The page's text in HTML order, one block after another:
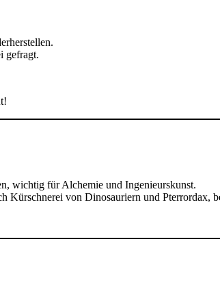
gefragt.
wichtig für Alchemie und Ingenieurskunst.
Kürschnerei von Dinosauriern und Pterrordax,